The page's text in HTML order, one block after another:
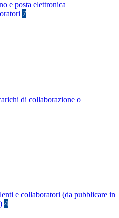
e posta elettronica
7
di collaborazione o
e collaboratori (da pubblicare in
4